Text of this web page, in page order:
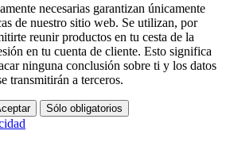
necesarias garantizan únicamente
de nuestro sitio web. Se utilizan, por
reunir productos en tu cesta de la
en tu cuenta de cliente. Esto significa
ninguna conclusión sobre ti y los datos
transmitirán a terceros.
Sólo obligatorios